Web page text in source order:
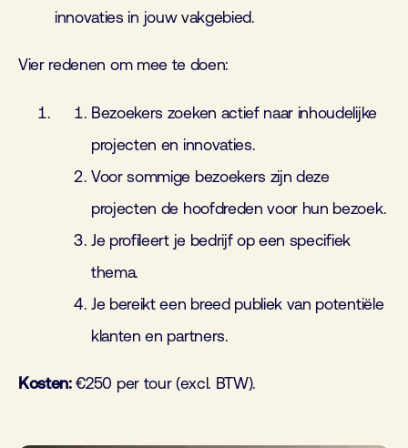
innovaties in jouw vakgebied.
Vier redenen om mee te doen:
Bezoekers zoeken actief naar inhoudelijke
projecten en innovaties.
Voor sommige bezoekers zijn deze
projecten de hoofdreden voor hun bezoek.
Je profileert je bedrijf op een specifiek
thema.
Je bereikt een breed publiek van potentiële
klanten en partners.
Kosten:€250 per tour (excl. BTW).